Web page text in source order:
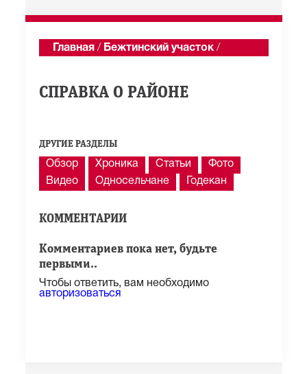
Главная / Бежтинский участок /
СПРАВКА О РАЙОНЕ
ДРУГИЕ РАЗДЕЛЫ
Обзор Хроника Статьи
Фото
Видео
Односельчане Годекан
КОММЕНТАРИИ
Комментариев пока нет, будьте
первыми..
Чтобы ответить, вам необходимо
авторизоваться